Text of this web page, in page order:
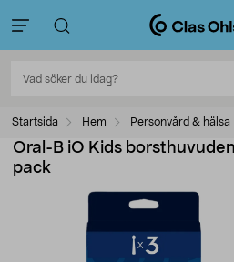
Startsida Hem Personvård & hälsa
Oral-B iO Kids
pack